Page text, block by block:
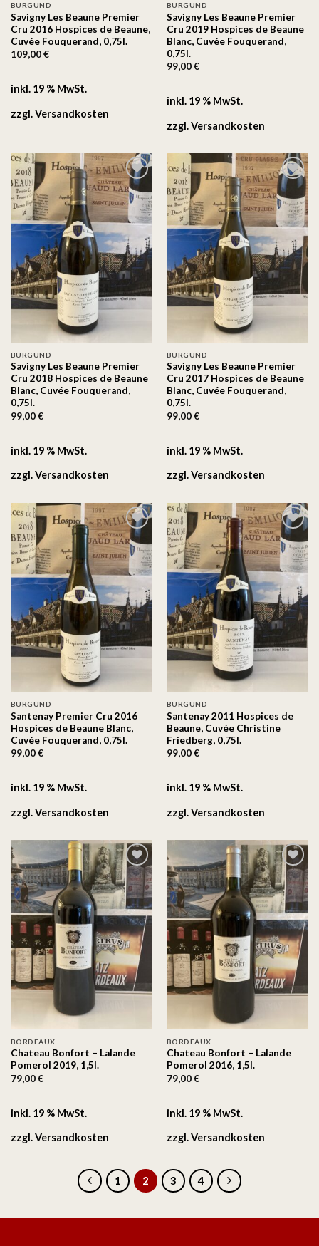
BURGUND
Savigny Les Beaune Premier
Cru 2016 Hospices de Beaune,
Cuvée Fouquerand, 0,75l.
109,00€
inkl. 19 % MwSt.
zzgl.Versandkosten
BURGUND
Savigny Les Beaune Premier
Cru 2019 Hospices de Beaune
Blanc, Cuvée Fouquerand,
0,75l.
99,00€
inkl. 19 % MwSt.
zzgl.Versandkosten
Auf
die
Wunschliste
BURGUND
Savigny Les Beaune Premier
Cru 2018 Hospices de Beaune
Blanc, Cuvée Fouquerand,
0,75l.
99,00€
inkl. 19 % MwSt.
zzgl.Versandkosten
Auf
die
Wunschliste
BURGUND
Savigny Les Beaune Premier
Cru 2017 Hospices de Beaune
Blanc, Cuvée Fouquerand,
0,75l.
99,00€
inkl. 19 % MwSt.
zzgl.Versandkosten
Auf
die
Wunschliste
BURGUND
Santenay Premier Cru 2016
Hospices de Beaune Blanc,
Cuvée Fouquerand, 0,75l.
99,00€
inkl. 19 % MwSt.
zzgl.Versandkosten
Auf
die
Wunschliste
BURGUND
Santenay 2011 Hospices de
Beaune, Cuvée Christine
Friedberg, 0,75l.
99,00€
inkl. 19 % MwSt.
zzgl.Versandkosten
Auf
die
Wunschliste
BORDEAUX
Chateau Bonfort – Lalande
Pomerol 2019, 1,5l.
79,00€
inkl. 19 % MwSt.
zzgl.Versandkosten
Auf
die
Wunschliste
BORDEAUX
Chateau Bonfort – Lalande
Pomerol 2016, 1,5l.
79,00€
inkl. 19 % MwSt.
zzgl.Versandkosten
1 2 3 4